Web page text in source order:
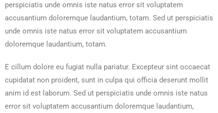
perspiciatis unde omnis iste natus error sit voluptatem
accusantium doloremque laudantium, totam. Sed ut perspiciatis
unde omnis iste natus error sit voluptatem accusantium
doloremque laudantium, totam.
E cillum dolore eu fugiat nulla pariatur. Excepteur sint occaecat
cupidatat non proident, sunt in culpa qui officia deserunt mollit
anim id est laborum. Sed ut perspiciatis unde omnis iste natus
error sit voluptatem accusantium doloremque laudantium,